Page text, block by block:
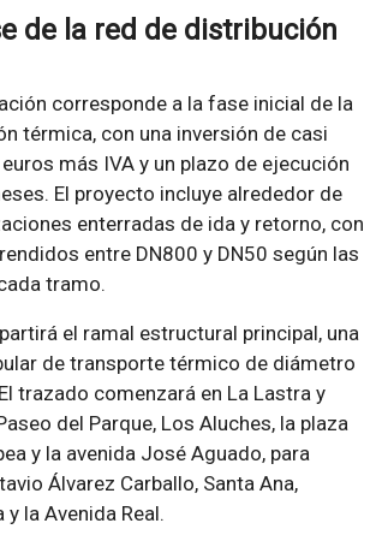
de la red de distribución
corresponde a la fase inicial de la
térmica, con una inversión de casi
más IVA y un plazo de ejecución
El proyecto incluye alrededor de
enterradas de ida y retorno, con
entre DN800 y DN50 según las
tramo.
el ramal estructural principal, una
de transporte térmico de diámetro
trazado comenzará en La Lastra y
del Parque, Los Aluches, la plaza
y la avenida José Aguado, para
Álvarez Carballo, Santa Ana,
y la Avenida Real.